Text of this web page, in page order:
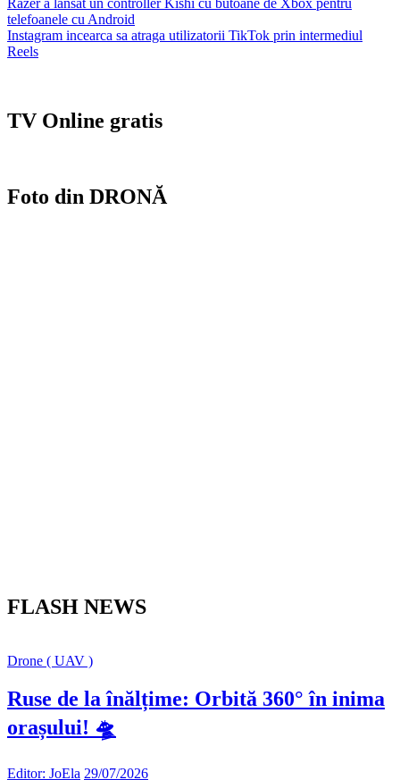
Partajează
Navigare
în
articole
telefoanele cu Android
Instagram incearca sa atraga utilizatorii TikTok prin intermediul
Reels
TV Online gratis
Foto din DRONĂ
FLASH NEWS
Drone ( UAV )
Ruse de la înălțime: Orbită 360° în inima
orașului! 🛸
Editor: JoEla 29/07/2026